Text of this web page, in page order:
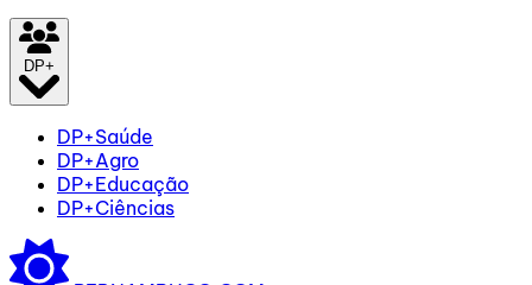
DP+
DP+Saúde
DP+Agro
DP+Educação
DP+Ciências